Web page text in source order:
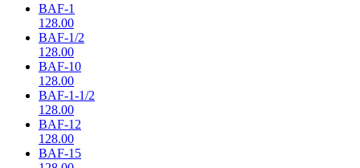
BAF-1
128.00
BAF-1/2
128.00
BAF-10
128.00
BAF-1-1/2
128.00
BAF-12
128.00
BAF-15